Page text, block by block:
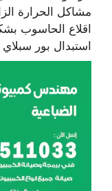
مشاكل الحرارة
اقلاع الحاسوب
استبدال بور